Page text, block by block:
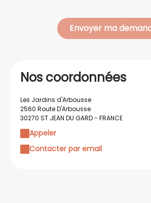
Nos coordonnées
Les Jardins d'Arbousse
2560 Route D'Arbousse
30270 ST JEAN DU GARD - FRANCE
Appeler
Contacter par email